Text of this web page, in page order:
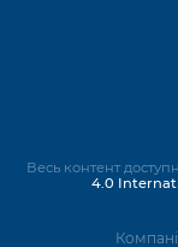
Весь контент
4.0